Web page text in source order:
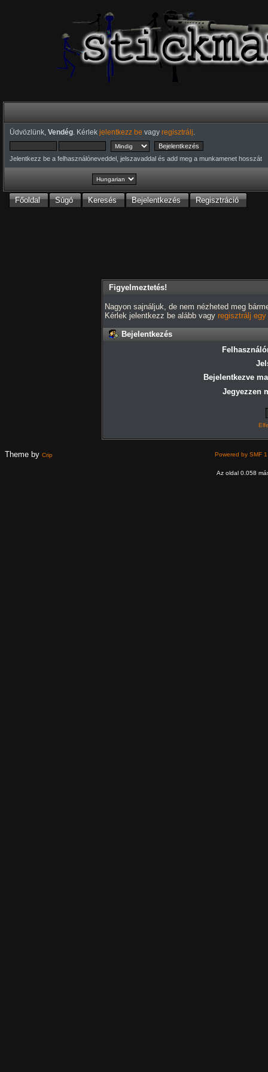
Üdvözlünk, Vendég. Kérlek jelentkezz be vagy regisztrálj
Jelentkezz be a felhasználóneveddel, jelszavaddal és add meg a munkamenet hosszát
Főoldal Súgó Keresés Bejelentkezés Regisztráció
Figyelmeztetés!
Nagyon sajnáljuk, de nem nézheted meg
Kérlek jelentkezz be alább vagy regisztrálj
Bejelentkezés
Bejelentkezve
Jegyezzen
Theme by Crip Powered by SMF
Az oldal 0.058